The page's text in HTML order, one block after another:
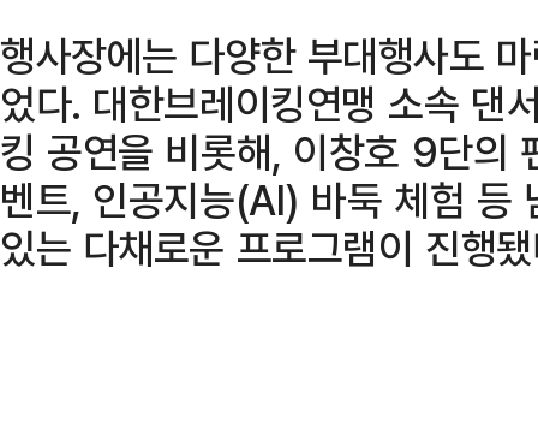
행사장에는 다양한 부대행사도
었다. 대한브레이킹연맹 소속 댄
킹 공연을 비롯해, 이창호 9단의
벤트, 인공지능(AI) 바둑 체험 등
있는 다채로운 프로그램이 진행